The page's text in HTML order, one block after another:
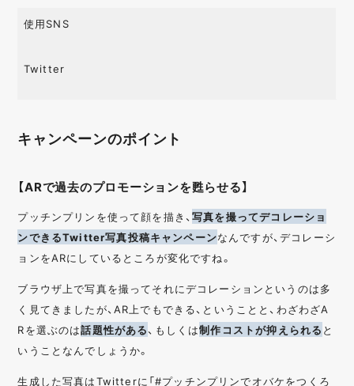
使用SNS
Twitter
キャンペーンのポイント
【ARで過去のプロモーションを甦らせる】
プッチンプリンを使って顔を描き、写真を撮ってデコレーショ
ンできるTwitter写真投稿キャンペーンなんですが、デコレーシ
ョンをARにしているところが変化ですね。
ブラウザ上で写真を撮ってそれにデコレーションというのは多
く見てきましたが、AR上でもできる、ということと、わざわざA
Rを選ぶのは話題性がある、もしくは制作コストが抑えられる と
いうことなんでしょうか。
生成した写真はTwitterに「#プッチンプリンでオバケをつくろ